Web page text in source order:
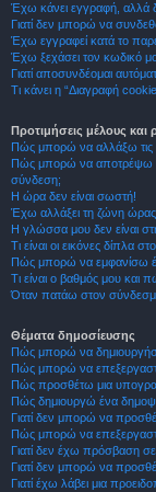
Έχω κάνει εγγραφή,
Γιατί δεν μπορώ να
Έχω εγγραφεί κατά το
Έχω ξεχάσει τον κωδικό
Γιατί αποσυνδέομαι
Τι κάνει η “Διαγραφή
Προτιμήσεις μέλους και
Πώς μπορώ να αλλάξω τις
Πώς μπορώ να αποτρέψω
σύνδεση;
Η ώρα δεν είναι σωστή!
Έχω αλλάξει τη ζώνη ώρας
Η γλώσσα μου δεν είναι
Τι είναι οι εικόνες δίπλα
Πώς μπορώ να εμφανίσω
Τι είναι ο βαθμός μου
Όταν πατάω στον
Θέματα δημοσίευσης
Πώς μπορώ να
Πώς μπορώ να
Πώς προσθέτω μια
Πώς δημιουργώ ένα
Γιατί δεν μπορώ να
Πώς μπορώ να
Γιατί δεν έχω πρόσβαση
Γιατί δεν μπορώ να
Γιατί έχω λάβει μια